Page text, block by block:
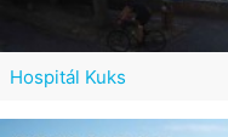
Hospitál Kuks